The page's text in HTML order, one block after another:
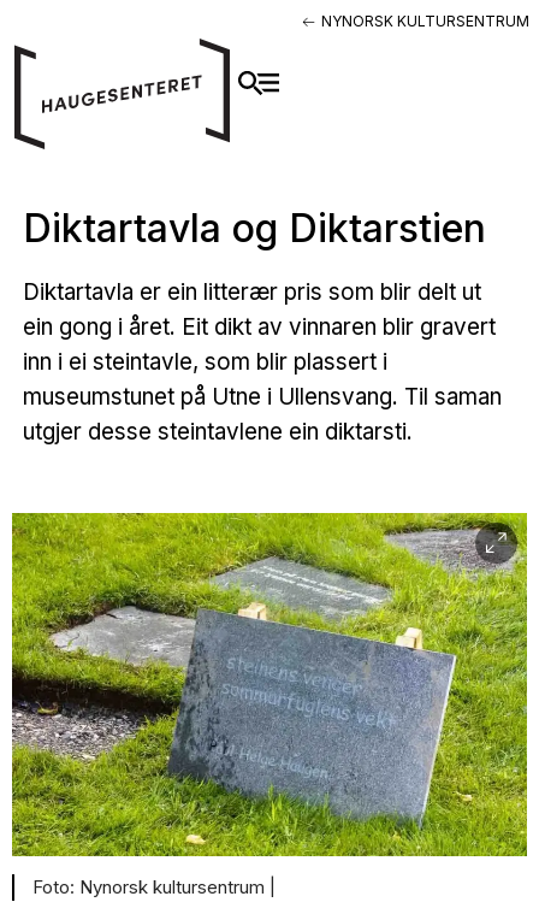
NYNORSK KULTURSENTRUM
Diktartavla og Diktarstien
Diktartavla er ein litterær pris som blir delt ut
ein gong i året. Eit dikt av vinnaren blir gravert
inn i ei steintavle, som blir plassert i
museumstunet på Utne i Ullensvang. Til saman
utgjer desse steintavlene ein diktarsti.
Nynorsk kultursentrum |